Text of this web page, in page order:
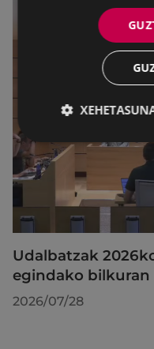
Udalbatzak
egindako
2026/07/28